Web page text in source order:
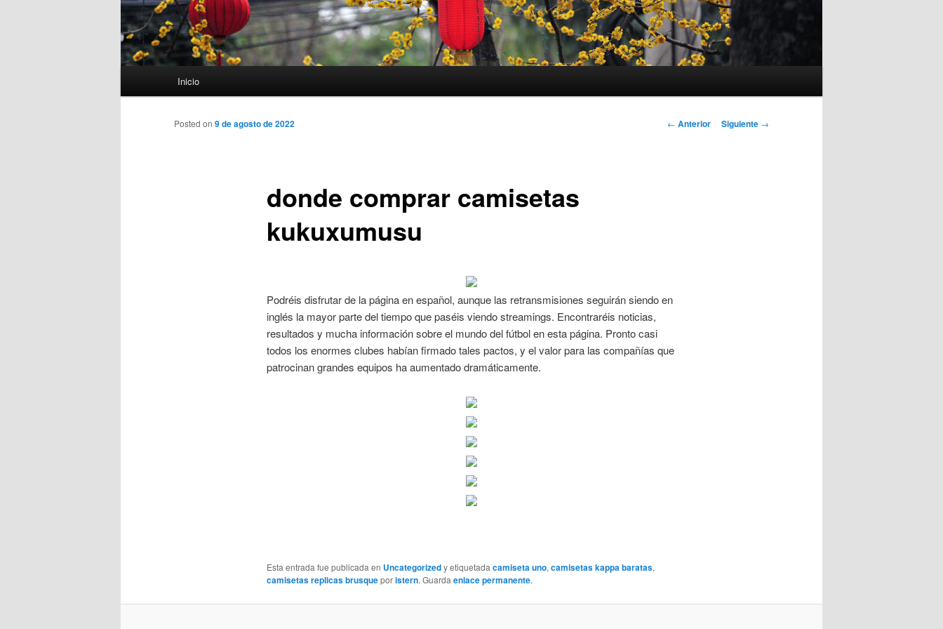
Inicio
Navegación
← Anterior Siguiente →
donde comprar camisetas
kukuxumusu
Posted on 9 de agosto de 2022
Podréis disfrutar de la página en español, aunque las retransmisiones seguirán siendo en
inglés la mayor parte del tiempo que paséis viendo streamings. Encontraréis noticias,
resultados y mucha información sobre el mundo del fútbol en esta página. Pronto casi
todos los enormes clubes habían firmado tales pactos, y el valor para las compañías que
patrocinan grandes equipos ha aumentado dramáticamente.
Esta entrada fue publicada en Uncategorizedy etiquetadacamiseta uno,camisetas kappa baratas,
camisetas replicas brusqueporistern. Guardaenlace permanente.